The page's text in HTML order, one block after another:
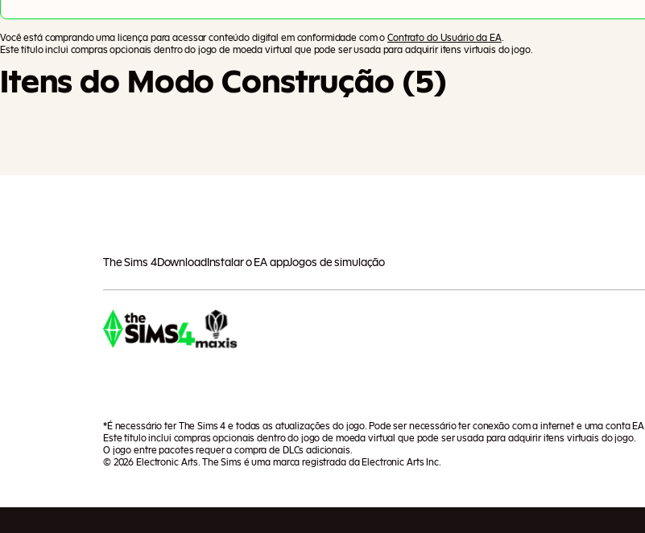
Você está comprando uma licença para acessar conteúdo digital em conformidade com oContrato do Usuário da EA.
Este título inclui compras opcionais dentro do jogo de moeda virtual que pode ser usada para adquirir itens virtuais do jogo.
Itens do Modo Construção (5)
The Sims 4Download Instalar o EA appJogos de simulação
*É necessário ter The Sims 4 e todas as atualizações do jogo. Pode ser necessário ter conexão com a internet e uma conta EA.
Este título inclui compras opcionais dentro do jogo de moeda virtual que pode ser usada para adquirir itens virtuais do jogo.
O jogo entre pacotes requer a compra de DLCs adicionais.
© 2026 Electronic Arts. The Sims é uma marca registrada da Electronic Arts Inc.